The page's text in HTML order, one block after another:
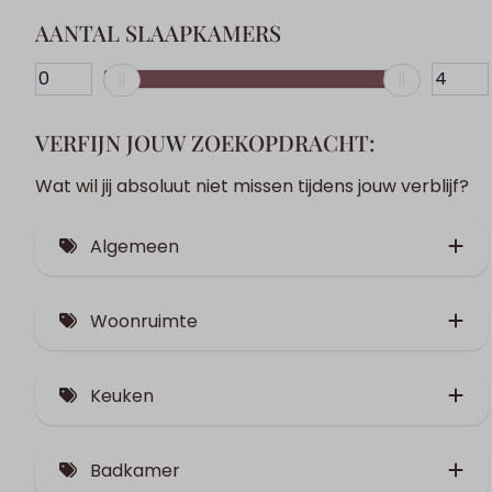
AANTAL SLAAPKAMERS
VERFIJN JOUW ZOEKOPDRACHT:
Wat wil jij absoluut niet missen tijdens jouw verblijf?
Algemeen
Kindvriendelijk (1)
Met zicht op de bergen (2)
Twee parkeerplaatsen (1)
Woonruimte
Smart TV (3)
Keuken
Diepvries
Badkamer